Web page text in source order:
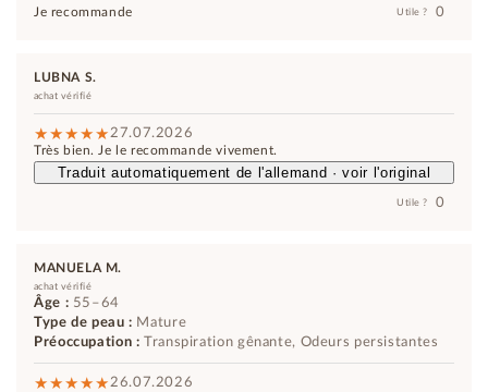
Je recommande Utile ? 0
LUBNA S.
achat vérifié
27.07.2026
Très bien. Je le recommande vivement.
Traduit automatiquement de l'allemand · voir l'original
Utile ? 0
MANUELA M.
achat vérifié
Âge : 55–64
Type de peau : Mature
Préoccupation : Transpiration gênante, Odeurs persistantes
26.07.2026